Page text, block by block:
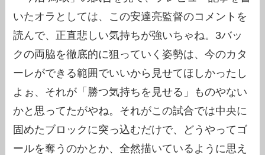
いたオラとしては、この安達亮監督のコメントを
読んで、正直悲しい気持ちが強いちゃね。3バッ
クの両脇を徹底的に狙っていく姿勢は、今のカタ
ーレができる範囲でいいから見せてほしかったし
よぉ、それが「勝つ気持ちを見せる」ものやない
かと思ってたがやね。それがこの試合では中央に
固めたブロックに突っ込むだけで、どうやってゴ
ールを奪うのかとか、全然描いているように思え